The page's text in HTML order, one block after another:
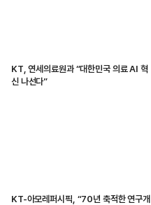
KT, 연세의료원과 “대한민국 의료 AI 혁
신 나선다”
KT-아모레퍼시픽, “70년 축적한 연구개